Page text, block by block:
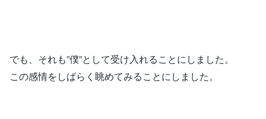
でも、それも”僕”として受け入れることにしました。
この感情をしばらく眺めてみることにしました。